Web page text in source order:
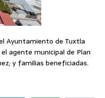
Ayuntamiento de Tuxtla
agente municipal de Plan
y familias beneficiadas.